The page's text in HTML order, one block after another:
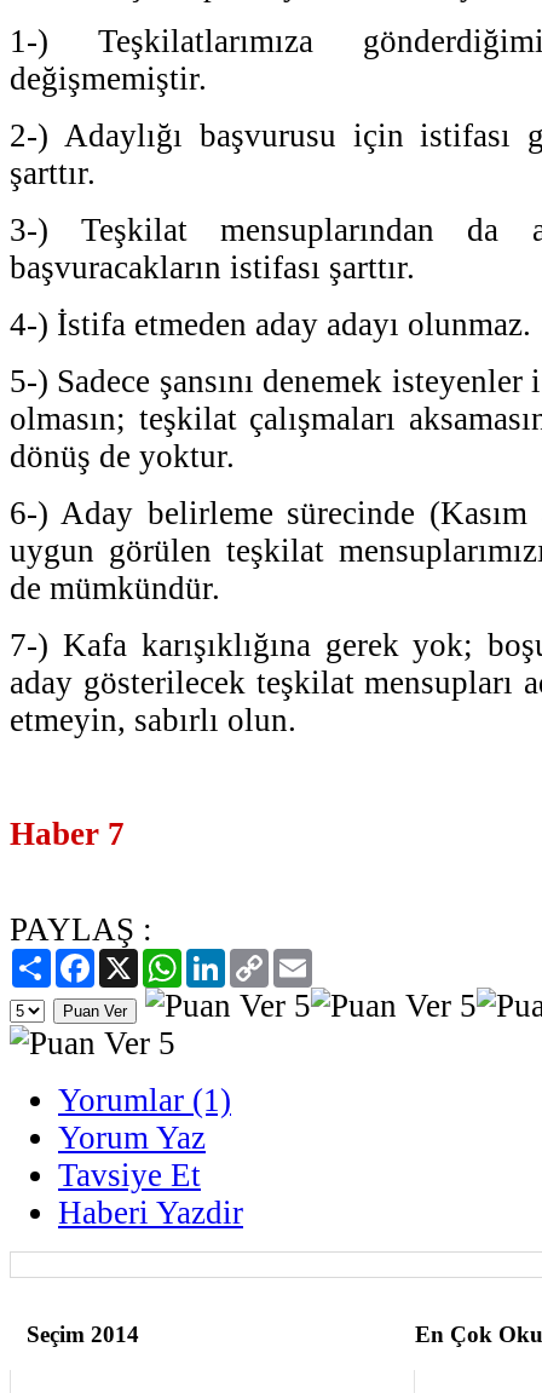
1-) Teşkilatlarımıza
değişmemiştir.
2-) Adaylığı başvurusu için istifası
şarttır.
3-) Teşkilat mensuplarından da
başvuracakların istifası şarttır.
4-) İstifa etmeden aday adayı olunmaz.
5-) Sadece şansını denemek
olmasın; teşkilat çalışmaları
dönüş de yoktur.
6-) Aday belirleme sürecinde (Kasım
uygun görülen teşkilat
de mümkündür.
7-) Kafa karışıklığına gerek yok;
aday gösterilecek teşkilat mensupları
etmeyin, sabırlı olun.
Haber 7
PAYLAŞ :
PaylaşFacebook
X WhatsAppLinkedIn
Copy
Link
Yorumlar (1)
Yorum Yaz
Tavsiye Et
Haberi Yazdir
Seçim 2014 En Çok